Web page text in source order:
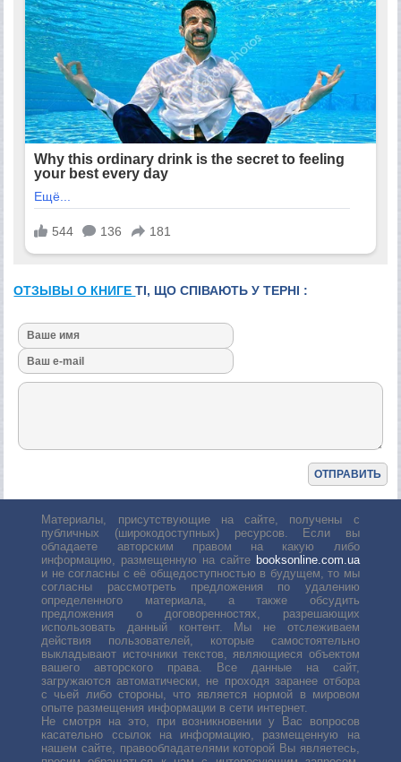
ОТЗЫВЫ О КНИГЕТІ, ЩО СПІВАЮТЬ У ТЕРНІ :
Материалы, присутствующие на сайте, получены с
публичных (широкодоступных) ресурсов. Если вы
обладаете авторским правом на какую либо
информацию, размещенную на сайте booksonline.com.ua
и не согласны с её общедоступностью в будущем, то мы
согласны рассмотреть предложения по удалению
определенного материала, а также обсудить
предложения о договоренностях, разрешающих
использовать данный контент. Мы не отслеживаем
действия пользователей, которые самостоятельно
выкладывают источники текстов, являющиеся объектом
вашего авторского права. Все данные на сайт,
загружаются автоматически, не проходя заранее отбора
с чьей либо стороны, что является нормой в мировом
опыте размещения информации в сети интернет.
Не смотря на это, при возникновении у Вас вопросов
касательно ссылок на информацию, размещенную на
нашем сайте, правообладателями которой Вы являетесь,